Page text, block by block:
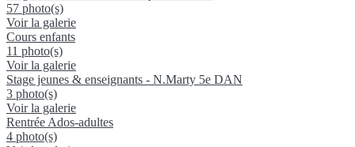
57 photo(s)
Voir la galerie
Cours enfants
11 photo(s)
Voir la galerie
Stage jeunes & enseignants - N.Marty 5e DAN
3 photo(s)
Voir la galerie
Rentrée Ados-adultes
4 photo(s)